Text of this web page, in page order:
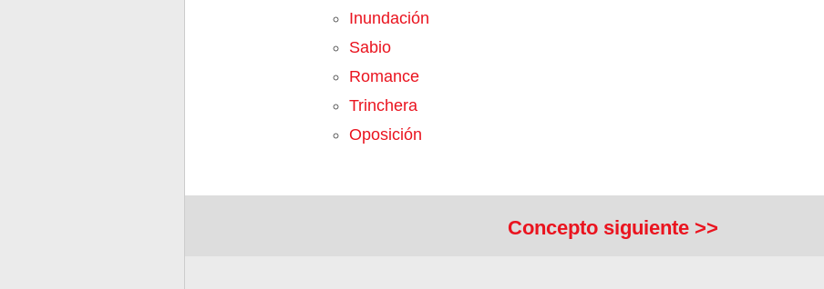
Inundación
Sabio
Romance
Trinchera
Oposición
Concepto siguiente >>